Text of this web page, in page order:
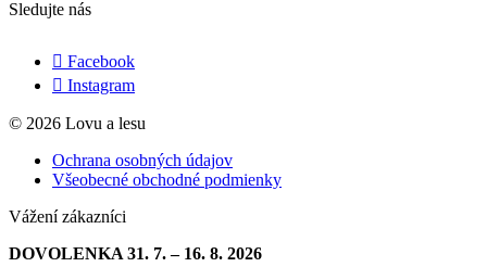
Sledujte nás
Facebook
Instagram
© 2026 Lovu a lesu
Ochrana osobných údajov
Všeobecné obchodné podmienky
Vážení zákazníci
DOVOLENKA 31. 7. – 16. 8. 2026